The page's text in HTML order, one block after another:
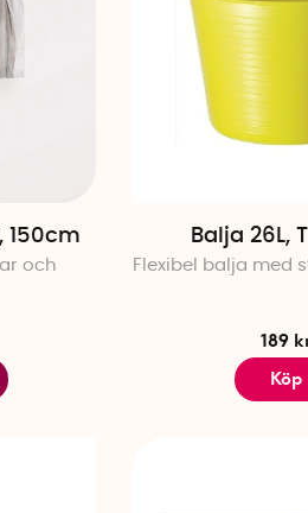
150cm
och
Balja 26L,
Flexibel balja med
189
Köp